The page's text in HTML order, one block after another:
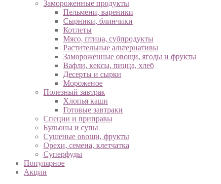
Замороженные продукты
Пельмени, вареники
Сырники, блинчики
Котлеты
Мясо, птица, субпродукты
Растительные альтернативы
Замороженные овощи, ягоды и фрукты
Вафли, кексы, пицца, хлеб
Десерты и сырки
Мороженое
Полезный завтрак
Хлопья каши
Готовые завтраки
Специи и приправы
Бульоны и супы
Сушеные овощи, фрукты
Орехи, семена, клетчатка
Суперфуды
Популярное
Акции